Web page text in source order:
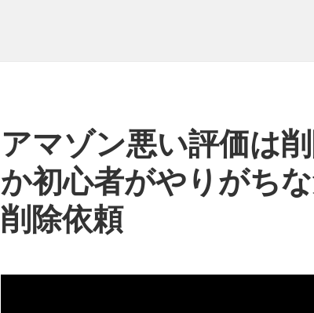
アマゾン悪い評価は
か初心者がやりがち
削除依頼